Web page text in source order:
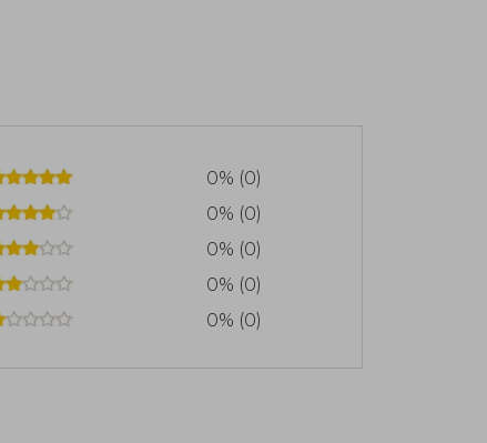
0% (0)
0% (0)
0% (0)
0% (0)
0% (0)